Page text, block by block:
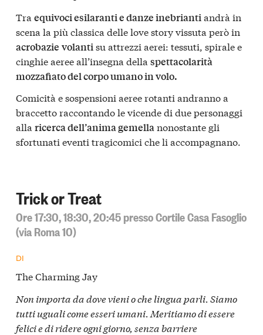
Tra equivoci esilaranti e danze inebrianti andrà in
scena la più classica delle love story vissuta però in
acrobazie volanti su attrezzi aerei: tessuti, spirale e
cinghie aeree all’insegna della spettacolarità
mozzafiato del corpo umano in volo.
Comicità e sospensioni aeree rotanti andranno a
braccetto raccontando le vicende di due personaggi
alla ricerca dell’anima gemellanonostante gli
sfortunati eventi tragicomici che li accompagnano.
Trick or Treat
Ore 17:30, 18:30, 20:45 presso Cortile Casa Fasoglio
(via Roma 10)
DI
The Charming Jay
Non importa da dove vieni o che lingua parli. Siamo
tutti uguali come esseri umani. Meritiamo di essere
felici e di ridere ogni giorno, senza barriere